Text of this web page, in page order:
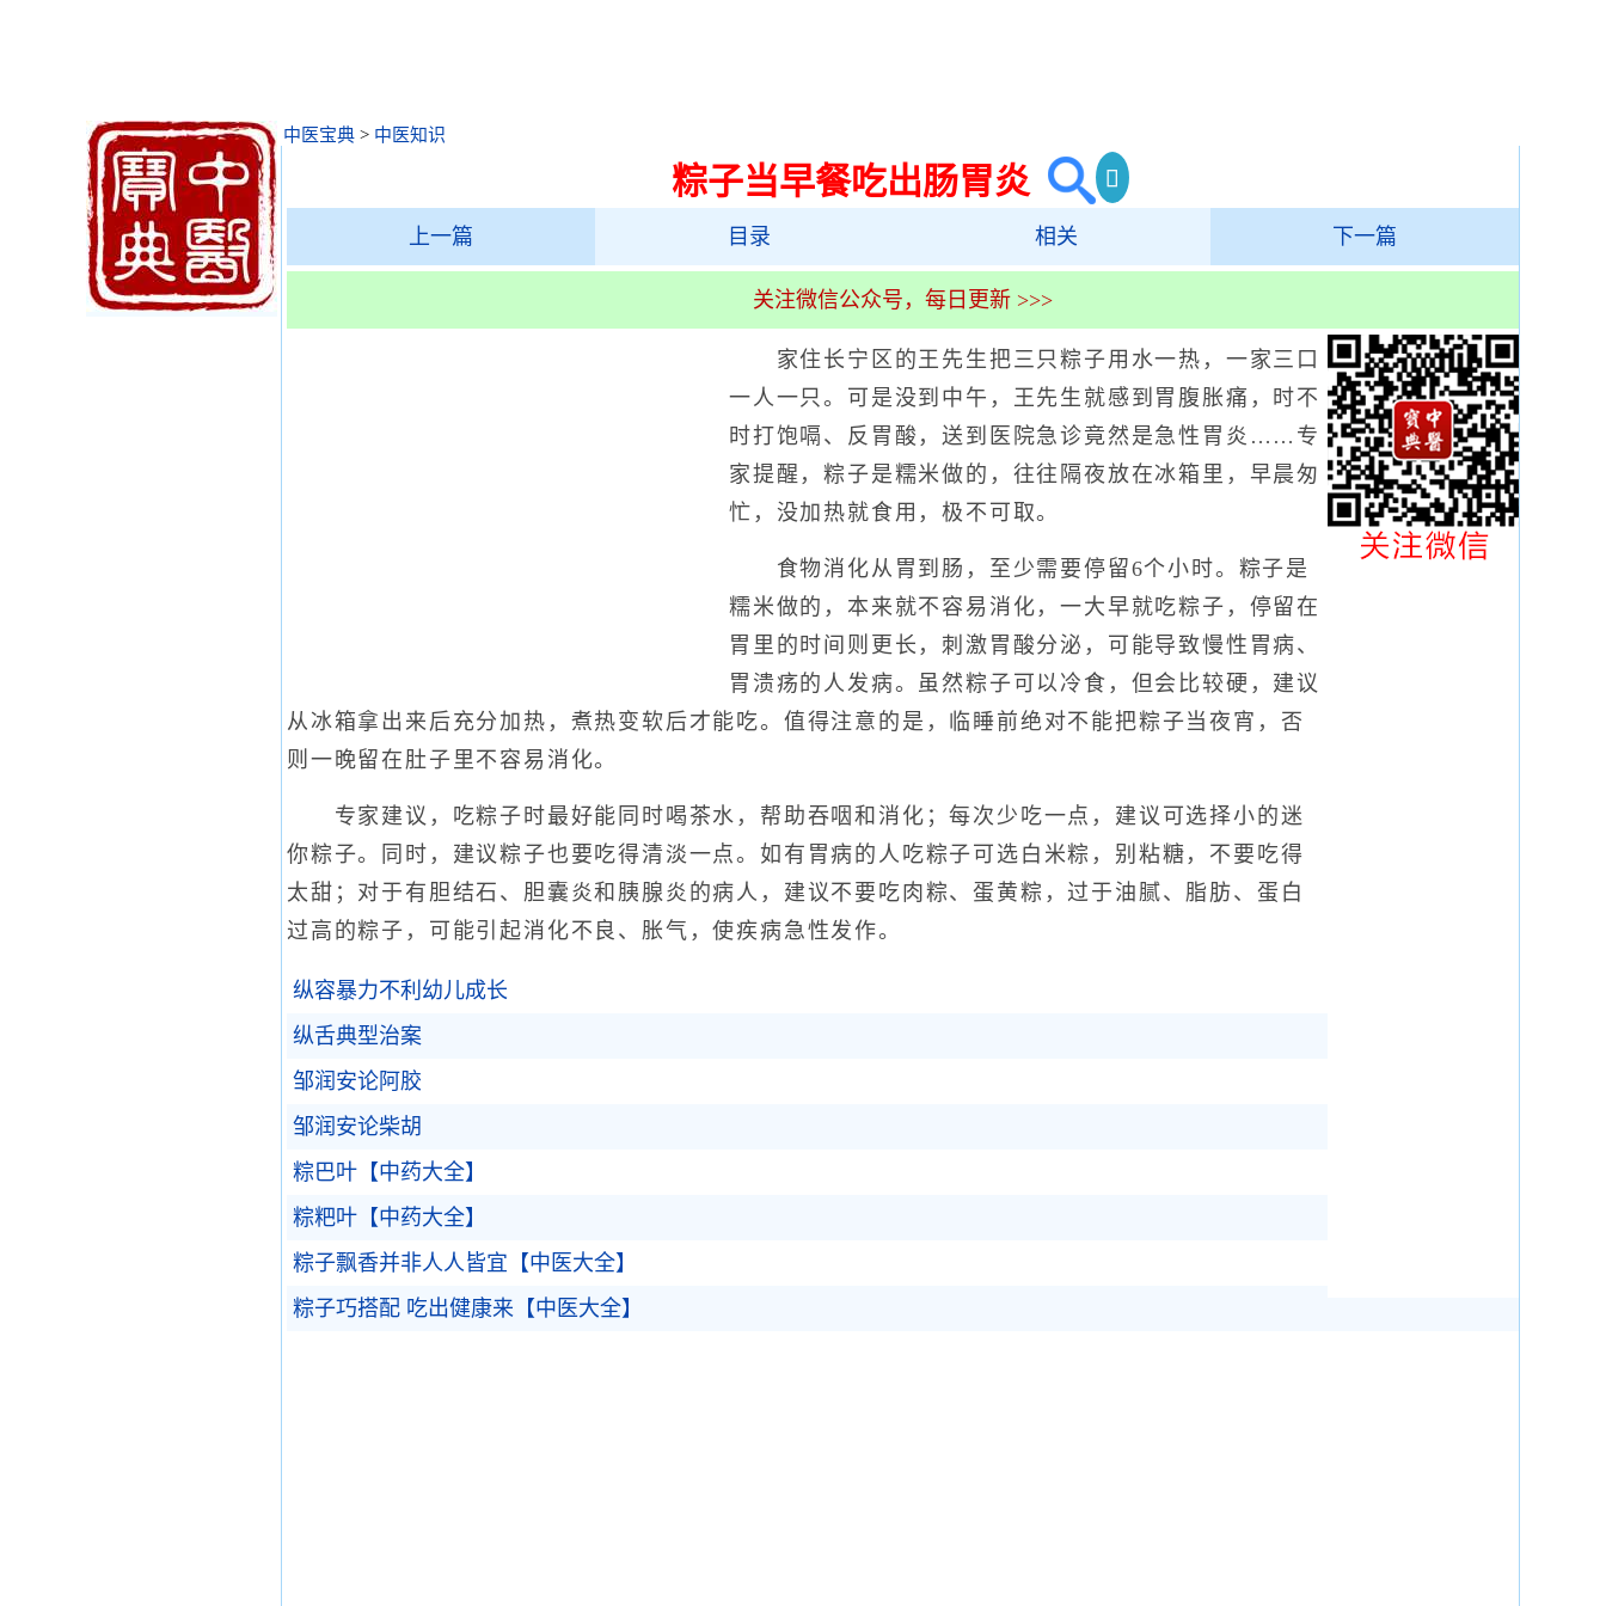
中医宝典 > 中医知识
粽子当早餐吃出肠胃炎
上一篇 目录 相关 下一篇
关注微信公众号，每日更新 >>>
家住长宁区的王先生把三只粽子用水一热，一家三口
一人一只。可是没到中午，王先生就感到胃腹胀痛，时不
时打饱嗝、反胃酸，送到医院急诊竟然是急性胃炎……专
家提醒，粽子是糯米做的，往往隔夜放在冰箱里，早晨匆
忙，没加热就食用，极不可取。
食物消化从胃到肠，至少需要停留6个小时。粽子是
糯米做的，本来就不容易消化，一大早就吃粽子，停留在
胃里的时间则更长，刺激胃酸分泌，可能导致慢性胃病、
胃溃疡的人发病。虽然粽子可以冷食，但会比较硬，建议
从冰箱拿出来后充分加热，煮热变软后才能吃。值得注意的是，临睡前绝对不能把粽子当夜宵，否
则一晚留在肚子里不容易消化。
专家建议，吃粽子时最好能同时喝茶水，帮助吞咽和消化；每次少吃一点，建议可选择小的迷
你粽子。同时，建议粽子也要吃得清淡一点。如有胃病的人吃粽子可选白米粽，别粘糖，不要吃得
太甜；对于有胆结石、胆囊炎和胰腺炎的病人，建议不要吃肉粽、蛋黄粽，过于油腻、脂肪、蛋白
过高的粽子，可能引起消化不良、胀气，使疾病急性发作。
纵容暴力不利幼儿成长
纵舌典型治案
邹润安论阿胶
邹润安论柴胡
粽巴叶【中药大全】
粽粑叶【中药大全】
粽子飘香并非人人皆宜【中医大全】
粽子巧搭配 吃出健康来【中医大全】